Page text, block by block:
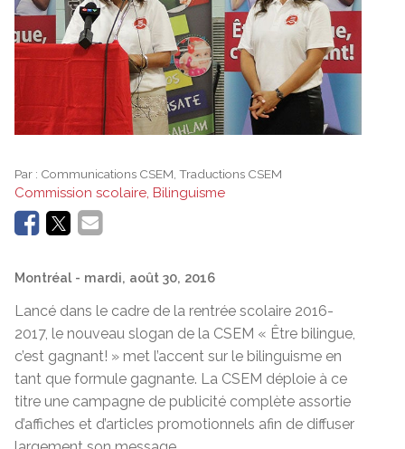
Par : Communications CSEM, Traductions CSEM
Commission scolaire, Bilinguisme
Montréal - mardi, août 30, 2016
Lancé dans le cadre de la rentrée scolaire 2016-
2017, le nouveau slogan de la CSEM « Être bilingue,
c’est gagnant! » met l’accent sur le bilinguisme en
tant que formule gagnante. La CSEM déploie à ce
titre une campagne de publicité complète assortie
d’affiches et d’articles promotionnels afin de diffuser